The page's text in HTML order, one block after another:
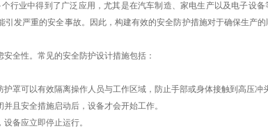
业中得到了广泛应用，尤其是在汽车制造、家电生产以及电子设备
发严重的安全事故。因此，构建有效的安全防护措施对于确保生产
全性。常见的安全防护设计措施包括：
可以有效隔离操作人员与工作区域，防止手部或身体接触到高压冲头
安全措施启动后，设备才会开始工作。
备应立即停止运行。